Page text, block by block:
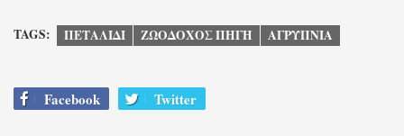
TAGS: ΠΕΤΑΛΙΔΙ ΖΩΟΔΟΧΟΣ ΠΗΓΗ ΑΓΡΥΠΝΙΑ
Facebook Twitter